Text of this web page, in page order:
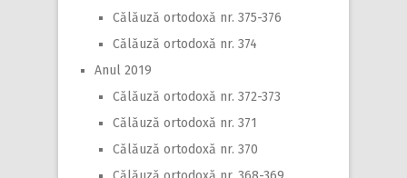
Călăuză ortodoxă nr. 375-376
Călăuză ortodoxă nr. 374
Anul 2019
Călăuză ortodoxă nr. 372-373
Călăuză ortodoxă nr. 371
Călăuză ortodoxă nr. 370